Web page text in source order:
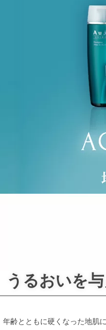
うるおいを
年齢とともに硬くなった地肌